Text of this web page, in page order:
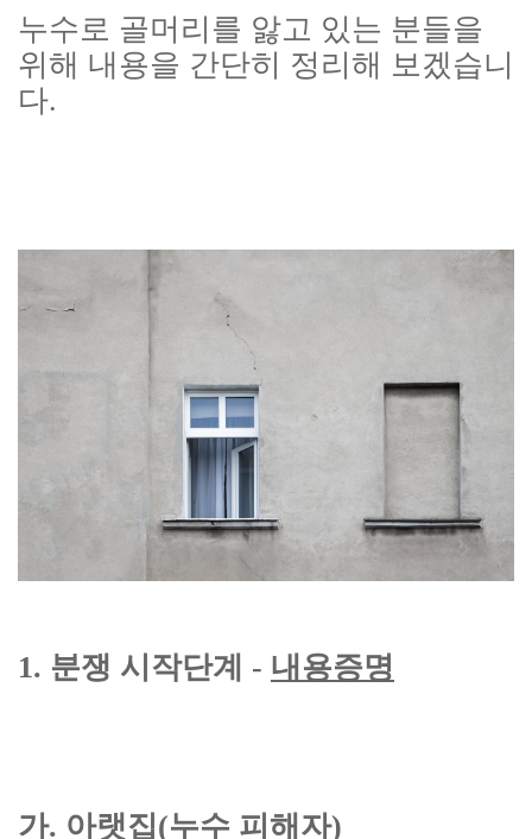
누수로 골머리를 앓고 있는 분들을
위해 내용을 간단히 정리해 보겠습니
다.
1. 분쟁 시작단계 - 내용증명
가. 아랫집(누수 피해자)